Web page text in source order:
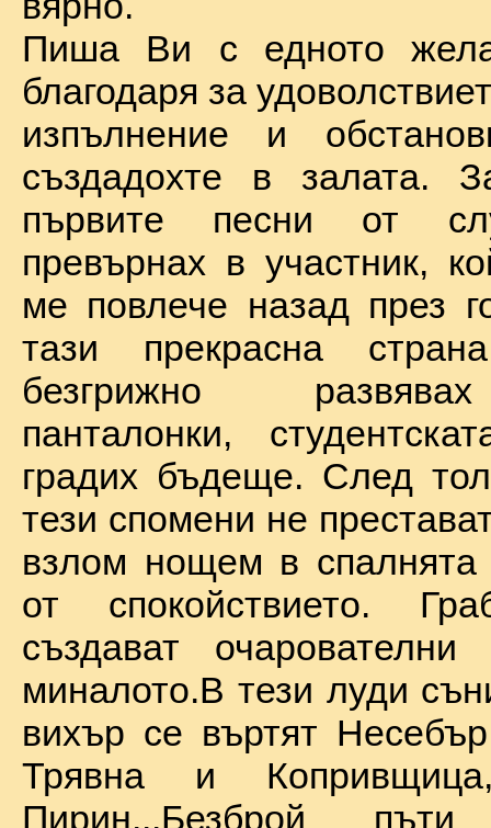
Пиша Ви с едното
благодаря за
изпълнение и
създадохте в залата.
първите песни от
превърнах в участник,
ме повлече назад през
тази прекрасна
безгрижно
панталонки,
градих бъдеще. След
тези спомени не
взлом нощем в спалнята
от спокойствието.
създават
миналото.В тези луди
вихър се въртят
Трявна и
Пирин...Безброй